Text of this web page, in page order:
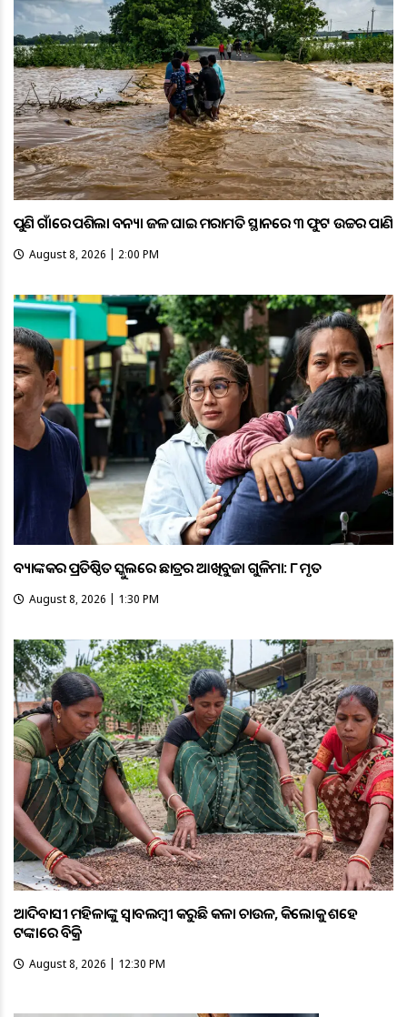
ପୁଣି ଗାଁରେ ପଶିଲା ବନ୍ୟା ଜଳ ଘାଇ ମରାମତି ସ୍ଥାନରେ ୩ ଫୁଟ ଉଚ୍ଚର ପାଣି
August 8, 2026 | 2:00 PM
ବ୍ୟାଙ୍କକର ପ୍ରତିଷ୍ଠିତ ସ୍କୁଲରେ ଛାତ୍ରର ଆଖିବୁଜା ଗୁଳିମାଡ଼: ୮ ମୃତ
August 8, 2026 | 1:30 PM
ଆଦିବାସୀ ମହିଳାଙ୍କୁ ସ୍ଵାବଲମ୍ଵୀ କରୁଛି କଳା ଚାଉଳ, କିଲୋକୁ ଶହେ
ଟଙ୍କାରେ ବିକ୍ରି
August 8, 2026 | 12:30 PM